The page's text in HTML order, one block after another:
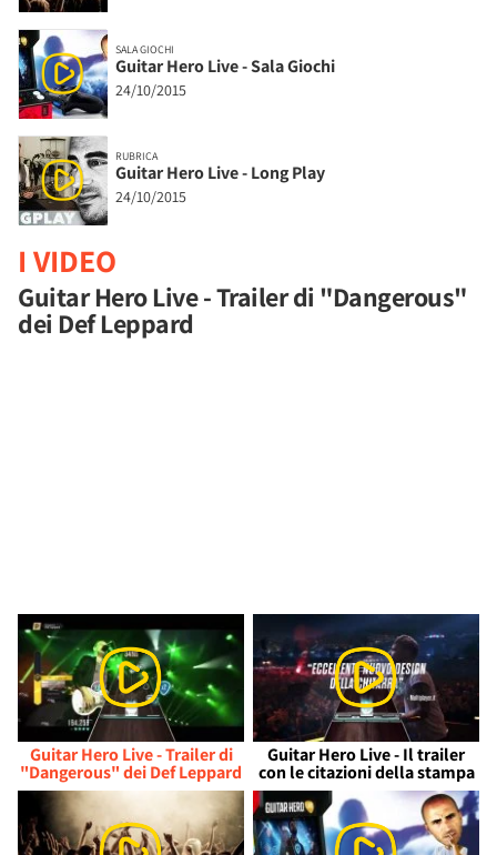
SALA GIOCHI
Guitar Hero Live - Sala Giochi
24/10/2015
RUBRICA
Guitar Hero Live - Long Play
24/10/2015
I VIDEO
Guitar Hero Live - Trailer di "Dangerous"
dei Def Leppard
Guitar Hero Live - Trailer di
"Dangerous" dei Def Leppard
Guitar Hero Live - Il trailer
con le citazioni della stampa